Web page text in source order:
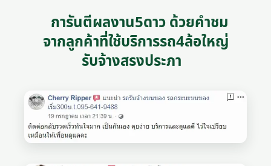
การันตีผลงาน5ดาว ด้วยคำชม
จากลูกค้าที่ใช้บริการรถ4ล้อใหญ่
รับจ้างสรงประภา